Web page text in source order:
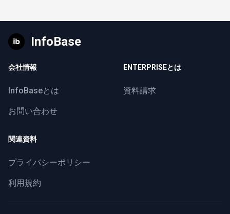
InfoBase
会社情報
InfoBaseとは
お問い合わせ
ENTERPRISEとは
資料請求
関連資料
プライバシーポリシー
利用規約